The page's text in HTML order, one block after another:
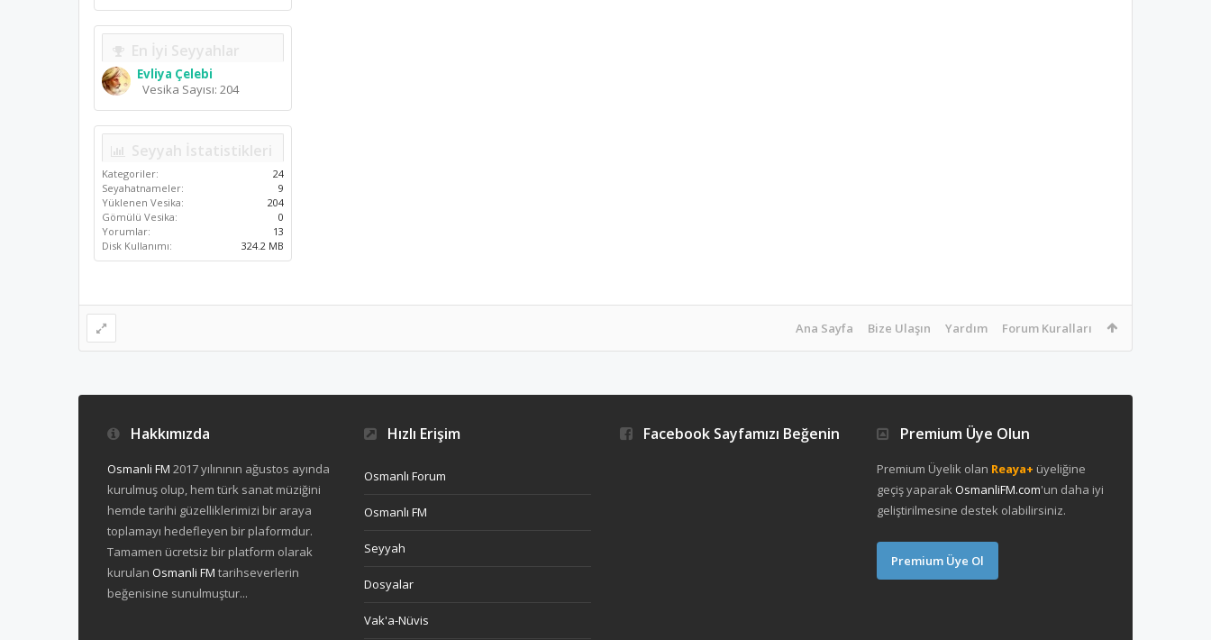
En İyi Seyyahlar
Evliya Çelebi
Vesika Sayısı: 204
Seyyah İstatistikleri
Kategoriler:
24
Seyahatnameler:
9
Yüklenen Vesika:
204
Gömülü Vesika:
0
Yorumlar:
13
Disk Kullanımı:
324.2 MB
Ana Sayfa Bize Ulaşın Yardım Forum Kuralları
Hakkımızda
Osmanli FM 2017 yılınının ağustos ayında
kurulmuş olup, hem türk sanat müziğini
hemde tarihi güzelliklerimizi bir araya
toplamayı hedefleyen bir plaformdur.
Tamamen ücretsiz bir platform olarak
kurulan Osmanli FM tarihseverlerin
beğenisine sunulmuştur...
Hızlı Erişim
Osmanlı Forum
Osmanlı FM
Seyyah
Dosyalar
Vak'a-Nüvis
Facebook Sayfamızı Beğenin Premium Üye Olun
Premium Üyelik olan Reaya+ üyeliğine
geçiş yaparakOsmanliFM.com'un daha iyi
geliştirilmesine destek olabilirsiniz.
Premium Üye Ol